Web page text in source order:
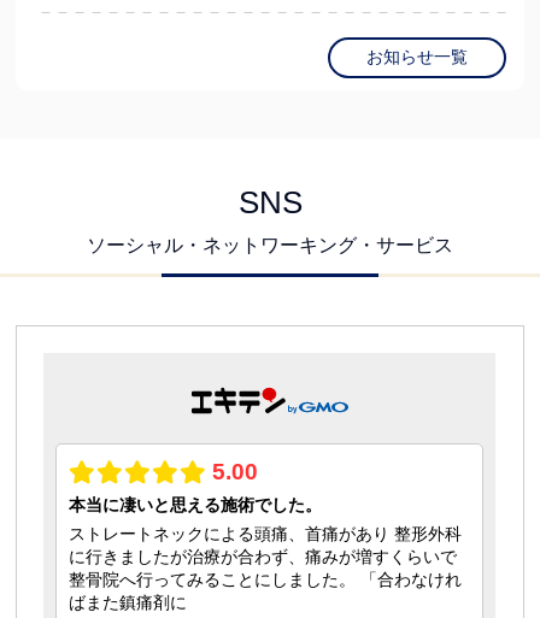
お知らせ一覧
SNS
ソーシャル・ネットワーキング・サービス